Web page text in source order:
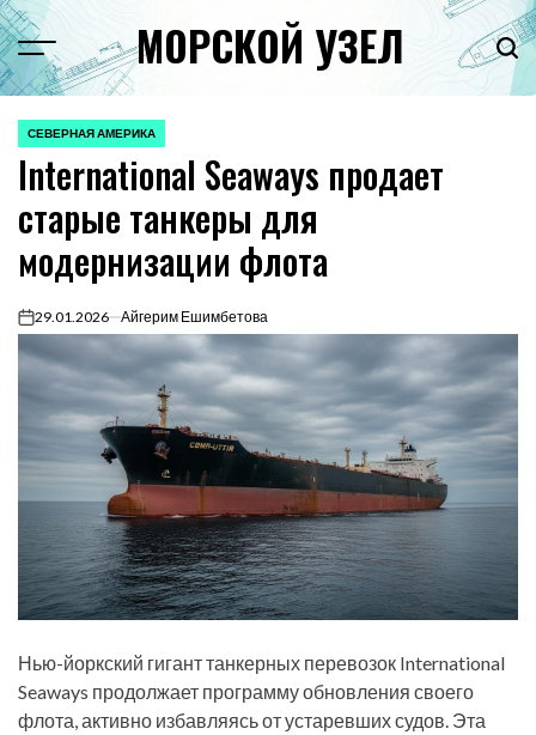
Перейти
к
содержимому
Menu МОРСКОЙ УЗЕЛ
ОПУБЛИКОВАНО
В
СЕВЕРНАЯ АМЕРИКА
International Seaways продает
старые танкеры для
модернизации флота
on29.01.2026 Айгерим Ешимбетова
Нью-йоркский гигант танкерных перевозок International
Seaways продолжает программу обновления своего
флота, активно избавляясь от устаревших судов. Эта